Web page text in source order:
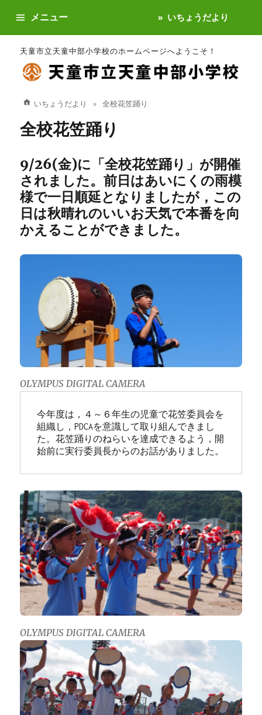
天童市立天童中部小学校のホームページへようこそ！
メニュー いちょうだより
いちょうだより 全校花笠踊り
全校花笠踊り
9/26(金)に「全校花笠踊り」が開催
されました。前日はあいにくの雨模
様で一日順延となりましたが，この
日は秋晴れのいいお天気で本番を向
かえることができました。
OLYMPUS DIGITAL CAMERA
今年度は，４～６年生の児童で花笠委員会を
組織し，PDCAを意識して取り組んできまし
た。花笠踊りのねらいを達成できるよう，開
始前に実行委員長からのお話がありました。
OLYMPUS DIGITAL CAMERA